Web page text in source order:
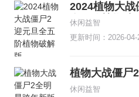
2024植物大战
全五阶植物破
休闲益智
更新时间：2026-04-
植物大战僵尸
版破解版
休闲益智